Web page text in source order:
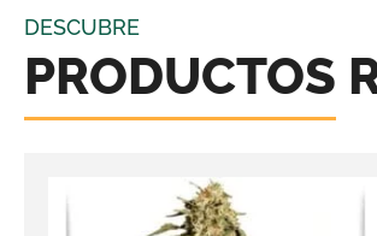
DESCUBRE
PRODUCTOS